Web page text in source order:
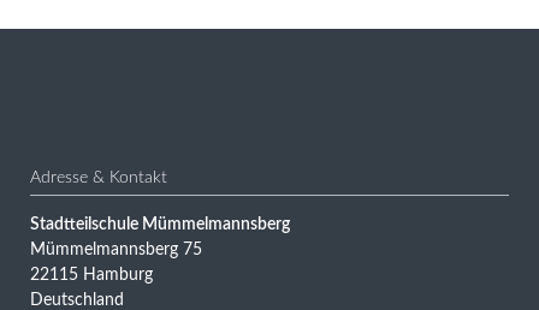
Adresse & Kontakt
Stadtteilschule Mümmelmannsberg
Mümmelmannsberg 75
22115 Hamburg
Deutschland